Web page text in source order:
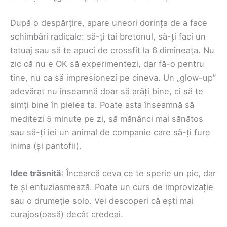
După o despărțire, apare uneori dorința de a face
schimbări radicale: să-ți tai bretonul, să-ți faci un
tatuaj sau să te apuci de crossfit la 6 dimineața. Nu
zic că nu e OK să experimentezi, dar fă-o pentru
tine, nu ca să impresionezi pe cineva. Un „glow-up”
adevărat nu înseamnă doar să arăți bine, ci să te
simți bine în pielea ta. Poate asta înseamnă să
meditezi 5 minute pe zi, să mănânci mai sănătos
sau să-ți iei un animal de companie care să-ți fure
inima (și pantofii).
Idee trăsnită: Încearcă ceva ce te sperie un pic, dar
te și entuziasmează. Poate un curs de improvizație
sau o drumeție solo. Vei descoperi că ești mai
curajos(oasă) decât credeai.